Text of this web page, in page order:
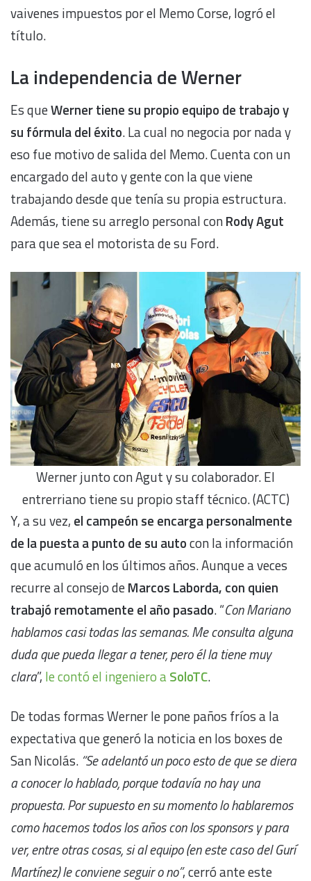
vaivenes impuestos por el Memo Corse, logró el
título.
La independencia de Werner
Es queWerner tiene su propio equipo de trabajo y
su fórmula del éxito. La cual no negocia por nada y
eso fue motivo de salida del Memo. Cuenta con un
encargado del auto y gente con la que viene
trabajando desde que tenía su propia estructura.
Además, tiene su arreglo personal conRody Agut
para que sea el motorista de su Ford.
Werner junto con Agut y su colaborador. El
entrerriano tiene su propio staff técnico. (ACTC)
Y, a su vez, el campeón se encarga personalmente
de la puesta a punto de su autocon la información
que acumuló en los últimos años. Aunque a veces
recurre al consejo deMarcos Laborda, con quien
trabajó remotamente el año pasado. “Con Mariano
hablamos casi todas las semanas. Me consulta alguna
duda que pueda llegar a tener, pero él la tiene muy
clara”, le contó el ingeniero aSoloTC.
De todas formas Werner le pone paños fríos a la
expectativa que generó la noticia en los boxes de
San Nicolás. “Se adelantó un poco esto de que se diera
a conocer lo hablado, porque todavía no hay una
propuesta. Por supuesto en su momento lo hablaremos
como hacemos todos los años con los sponsors y para
ver, entre otras cosas, si al equipo (en este caso del Gurí
Martínez) le conviene seguir o no”, cerró ante este